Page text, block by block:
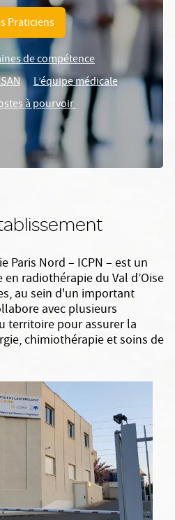
Praticiens
de compétence
L’équipe médicale
à pourvoir
Paris Nord – ICPN – est un
radiothérapie du Val d’Oise
au sein d'un important
avec plusieurs
territoire pour assurer la
chimiothérapie et soins de